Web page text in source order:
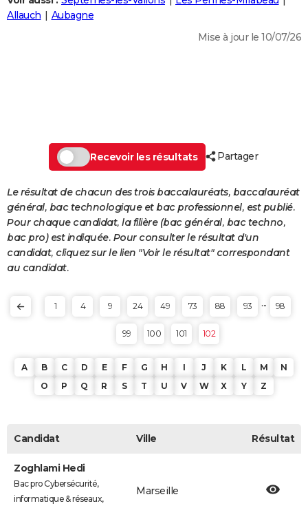
Destinations
City break
Voyage nature
Voyage de noces
Forum
Climat
+
PHOTO
Dictionnaire
PROGRAMME TV
S'inscrire
Se connecter
Lycées
Collèges
Primaires
Universités
Entreprises
Service militaire
Avis de recherche
AVIS DE DÉCÈS
FORUM
Bricolage
Lifestyle
Culture
Sport
Auto
Television
Voyage
Cinema
Allauch
Aubagne
Mise à jour le 10/07/26
Recevoir les résultats Partager
Le résultat de chacun des trois baccalauréats, baccalauréat
général, bac technologique et bac professionnel, est publié.
Pour chaque candidat, la filière (bac général, bac techno,
bac pro) est indiquée. Pour consulter le résultat d'un
candidat, cliquez sur le lien "Voir le résultat" correspondant
au candidat.
1 4 9 24 49 73 88 93 ... 98
99 100 101 102
A B C D E F G H I J K L M
N
O
P Q R S T U V W X Y Z
Candidat Ville Résultat
Zoghlami Hedi
Bac pro Cybersécurité,
informatique & réseaux,
Marseille